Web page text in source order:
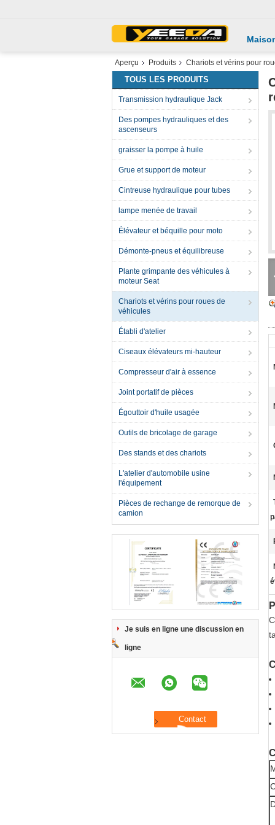
Aperçu Produits Chariots et vérins pour
TOUS LES PRODUITS
Transmission hydraulique Jack
Des pompes hydrauliques et des
ascenseurs
graisser la pompe à huile
Grue et support de moteur
Cintreuse hydraulique pour tubes
lampe menée de travail
Élévateur et béquille pour moto
Démonte-pneus et équilibreuse
Plante grimpante des véhicules à
moteur Seat
Chariots et vérins pour roues de
véhicules
Établi d'atelier
Ciseaux élévateurs mi-hauteur
Compresseur d'air à essence
Joint portatif de pièces
Égouttoir d'huile usagée
Outils de bricolage de garage
Des stands et des chariots
L'atelier d'automobile usine
l'équipement
Pièces de rechange de remorque de
camion
Je suis en ligne une discussion en
ligne